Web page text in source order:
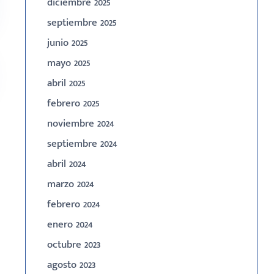
septiembre 2025
junio 2025
mayo 2025
abril 2025
febrero 2025
noviembre 2024
septiembre 2024
abril 2024
marzo 2024
febrero 2024
enero 2024
octubre 2023
agosto 2023